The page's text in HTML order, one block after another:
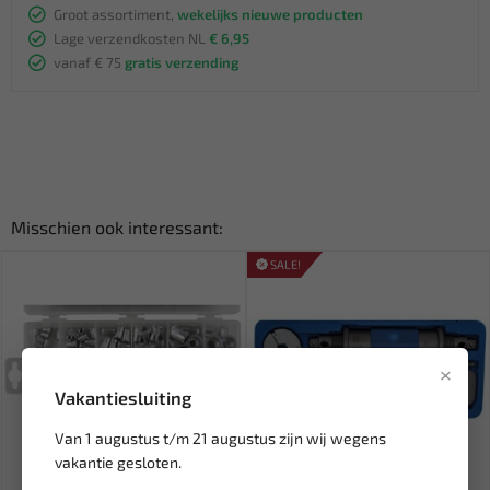
×
Vakantiesluiting
Van 1 augustus t/m 21 augustus zijn wij wegens
vakantie gesloten.
Groot assortiment, wekelijks nieuwe producten
Lage verzendkosten NL € 6,95
vanaf € 75 gratis verzending
Misschien ook interessant:
SALE!